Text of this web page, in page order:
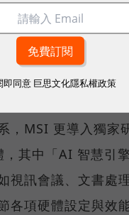
不需要精確記住檔
就能從茫茫資料海
，MSI 更導入獨家
其中「AI 智慧引
視訊會議、文書處
各項硬體設定與效
即同意 巨思文化隱私權政策